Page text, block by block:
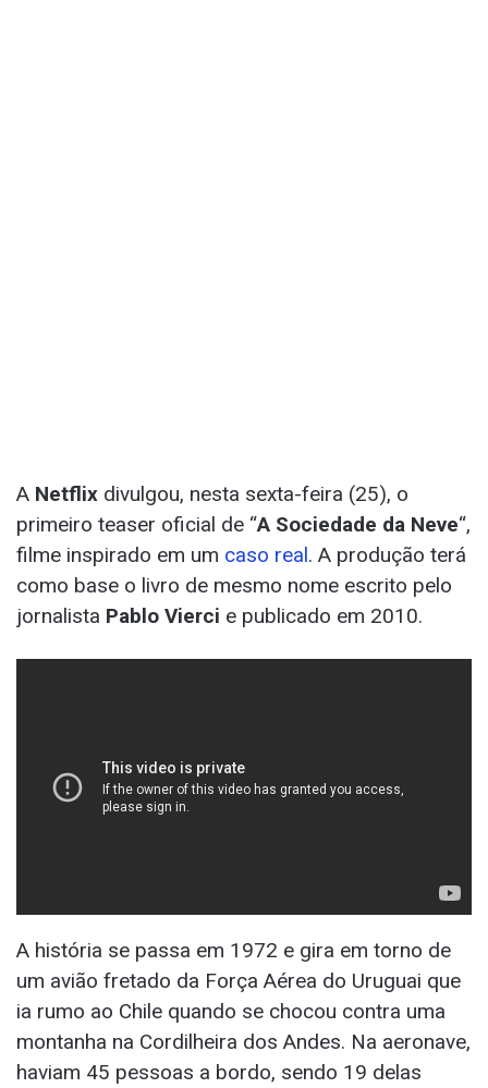
A Netflix divulgou, nesta sexta-feira (25), o
primeiro teaser oficial de “A Sociedade da Neve“,
filme inspirado em um caso real. A produção terá
como base o livro de mesmo nome escrito pelo
jornalista Pablo Vierci e publicado em 2010.
A história se passa em 1972 e gira em torno de
um avião fretado da Força Aérea do Uruguai que
ia rumo ao Chile quando se chocou contra uma
montanha na Cordilheira dos Andes. Na aeronave,
haviam 45 pessoas a bordo, sendo 19 delas